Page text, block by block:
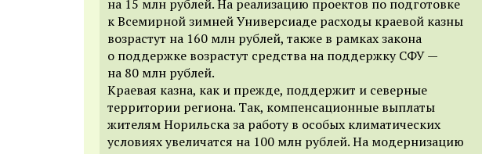
на 15 млн рублей. На реализацию проектов по подготовке
к Всемирной зимней Универсиаде расходы краевой казны
возрастут на 160 млн рублей, также в рамках закона
о поддержке возрастут средства на поддержку СФУ —
на 80 млн рублей.
Краевая казна, как и прежде, поддержит и северные
территории региона. Так, компенсационные выплаты
жителям Норильска за работу в особых климатических
условиях увеличатся на 100 млн рублей. На модернизацию